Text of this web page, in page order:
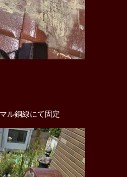
ル銅線にて固定